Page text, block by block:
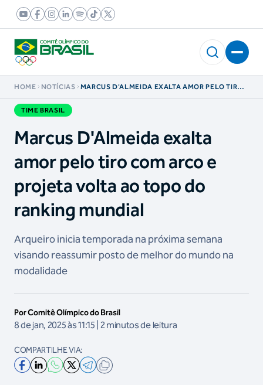
HOME NOTÍCIAS
MARCUS D'ALMEIDA EXALTA AMOR PELO TIRO
TIME BRASIL
Marcus D'Almeida exalta
amor pelo tiro com arco e
projeta volta ao topo do
ranking mundial
Arqueiro inicia temporada na próxima semana
visando reassumir posto de melhor do mundo na
modalidade
Por Comitê Olímpico do Brasil
8 de jan, 2025 às 11:15 | 2 minutos de leitura
COMPARTILHE VIA: